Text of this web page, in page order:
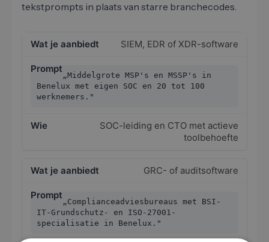
tekstprompts in plaats van starre branchecodes.
SIEM, EDR of XDR-software
„Middelgrote MSP's en MSSP's in
Benelux met eigen SOC en 20 tot 100
werknemers."
SOC-leiding en CTO met actieve
toolbehoefte
GRC- of auditsoftware
„Complianceadviesbureaus met BSI-
IT-Grundschutz- en ISO-27001-
specialisatie in Benelux."